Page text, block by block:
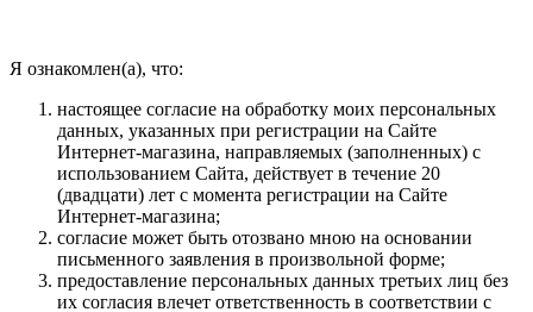
Я ознакомлен(а), что:
настоящее согласие на обработку моих персональных
данных, указанных при регистрации на Сайте
Интернет-магазина, направляемых (заполненных) с
использованием Cайта, действует в течение 20
(двадцати) лет с момента регистрации на Cайте
Интернет-магазина;
согласие может быть отозвано мною на основании
письменного заявления в произвольной форме;
предоставление персональных данных третьих лиц без
их согласия влечет ответственность в соответствии с